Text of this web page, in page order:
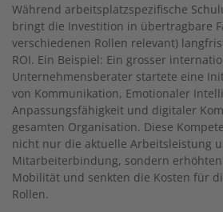
Während arbeitsplatzspezifische
bringt die Investition in übertragbare
verschiedenen Rollen relevant)
ROI. Ein Beispiel: Ein grosser
Unternehmensberater startete eine
von Kommunikation, Emotionaler
Anpassungsfähigkeit und digitaler
gesamten Organisation. Diese
nicht nur die aktuelle Arbeitsleistung
Mitarbeiterbindung, sondern
Mobilität und senkten die Kosten für
Rollen.